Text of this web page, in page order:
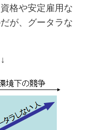
格や安定雇用な
が、グータラな